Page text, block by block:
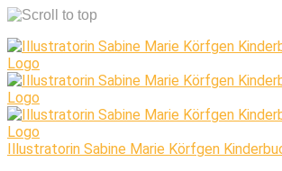
Skip
to
content
Illustratorin Sabine Marie Körfgen